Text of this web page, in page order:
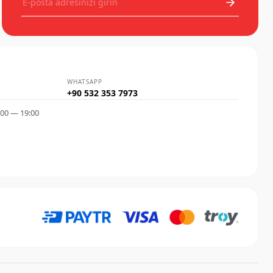
bez yardımı ile kuvvetli bir şekilde bastırıp iyice
WHATSAPP
+90 532 353 7973
— 19:00